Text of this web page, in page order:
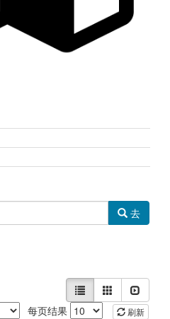
去
以
如
下
列表 图片式展示
每页结果 刷新